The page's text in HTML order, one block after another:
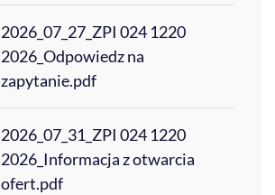
2026_07_27_ZPI 024 1220
2026_Odpowiedz na
zapytanie.pdf
2026_07_31_ZPI 024 1220
2026_Informacja z otwarcia
ofert.pdf